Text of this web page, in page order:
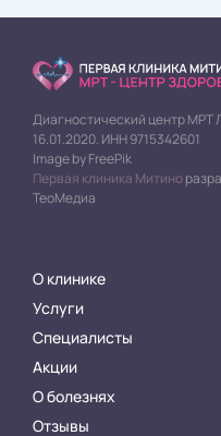
Диагностический центр МРТ
16.01.2020. ИНН 9715342601
Image by FreePik
Первая клиника Митино
ТеоМедиа
О клинике
Услуги
Специалисты
Акции
О болезнях
Отзывы